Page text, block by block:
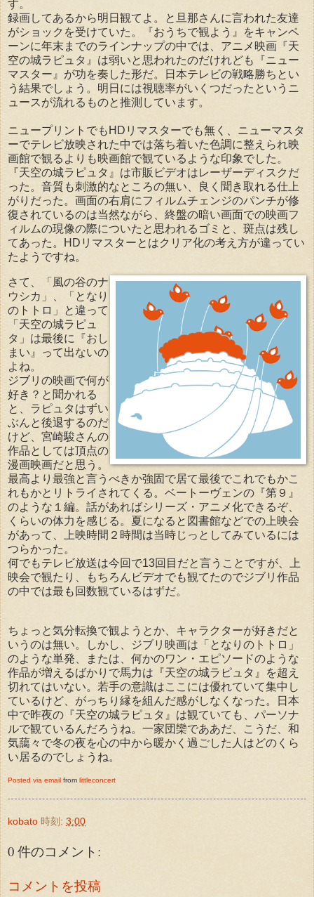
す。
録画してあるから明日観てよ。と旦那さんに言われた友達
がショックを受けていた。『おうちで観よう』をキャンペ
ーンに年末までのラインナップの中では、アニメ映画『天
空の城ラピュタ』は弱いと思われたのだけれども『ニュー
マスター』が功を奏した形だ。日本テレビの戦略勝ちとい
う結果でしょう。明日には視聴率がいくつだったというニ
ュースが流れるものと推測しています。
ニュープリントでもHDリマスターでも無く、ニューマスタ
ーでテレビ放映された中では落ち着いた色調に整えられ映
画館で観るよりも映画館で観ているような印象でした。
『天空の城ラピュタ』は市販ビデオはレーザーディスクだ
った。音質も刺激的なところの無い、良く聞き取れる仕上
がりだった。画面の右肩にフィルムチェンジのパンチが修
復されているのは当然ながら、終盤の暗い画面での映画フ
ィルムの現像の際についたと思われるゴミと、斑点は残し
てあった。HDリマスターとはクリア化の考え方が違ってい
たようですね。
さて、「風の谷のナ
ウシカ」、「となり
のトトロ」と違って
「天空の城ラピュ
タ」は最後に『おし
まい』って出ないの
よね。
ジブリの映画で何が
好き？と聞かれる
と、ラピュタはずい
ぶんと後退するのだ
けど、宮崎駿さんの
作品としては頂点の
漫画映画だと思う。
最高より最強と言うべきか強固で居て最後でこれでもかこ
れもかとリトライされてくる。ベートーヴェンの『第９』
のような１編。話があればシリーズ・アニメ化できるぞ、
くらいの体力を感じる。夏になると図書館などでの上映会
があって、上映時間２時間は当時じっとしてみているには
つらかった。
何でもテレビ放送は今回で13回目だと言うことですが、上
映会で観たり、もちろんビデオでも観てたのでジブリ作品
の中では最も回数観ているはずだ。
ちょっと気分転換で観ようとか、キャラクターが好きだと
いうのは無い。しかし、ジブリ映画は「となりのトトロ」
のような単発、または、何かのワン・エピソードのような
作品が増えるばかりで馬力は『天空の城ラピュタ』を超え
切れてはいない。若手の意識はここには優れていて集中し
ているけど、がっちり縁を組んだ感がしなくなった。日本
中で昨夜の『天空の城ラピュタ』は観ていても、パーソナ
ルで観ているんだろうね。一家団欒でああだ、こうだ、和
気藹々で冬の夜を心の中から暖かく過ごした人はどのくら
い居るのでしょうね。
Posted via email from littleconcert
kobato 時刻: 3:00
0 件のコメント:
コメントを投稿